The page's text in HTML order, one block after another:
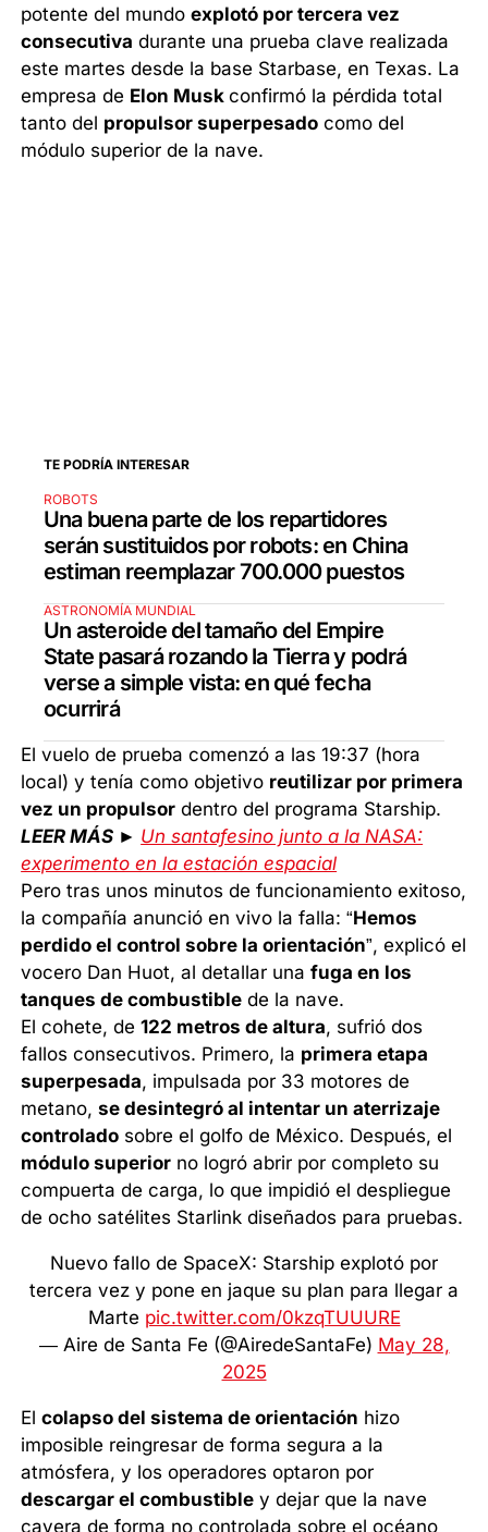
potente del mundoexplotó por tercera vez
consecutiva durante una prueba clave realizada
este martes desde la base Starbase, en Texas. La
empresa de Elon Muskconfirmó la pérdida total
tanto del propulsor superpesado como del
módulo superior de la nave.
TE PODRÍA INTERESAR
ROBOTS
Una buena parte de los repartidores
serán sustituidos por robots: en China
estiman reemplazar 700.000 puestos
ASTRONOMÍA MUNDIAL
Un asteroide del tamaño del Empire
State pasará rozando la Tierra y podrá
verse a simple vista: en qué fecha
ocurrirá
El vuelo de prueba comenzó a las 19:37 (hora
local) y tenía como objetivo reutilizar por primera
vez un propulsor dentro del programa Starship.
LEER MÁS ► Un santafesino junto a la NASA:
experimento en la estación espacial
Pero tras unos minutos de funcionamiento exitoso,
la compañía anunció en vivo la falla: “Hemos
perdido el control sobre la orientación”, explicó el
vocero Dan Huot, al detallar unafuga en los
tanques de combustible de la nave.
El cohete, de122 metros de altura, sufrió dos
fallos consecutivos. Primero, la primera etapa
superpesada, impulsada por 33 motores de
metano,se desintegró al intentar un aterrizaje
controlado sobre el golfo de México. Después, el
módulo superior no logró abrir por completo su
compuerta de carga, lo que impidió el despliegue
de ocho satélites Starlink diseñados para pruebas.
Nuevo fallo de SpaceX: Starship explotó por
tercera vez y pone en jaque su plan para llegar a
Marte pic.twitter.com/0kzqTUUURE
— Aire de Santa Fe (@AiredeSantaFe) May 28,
2025
Elcolapso del sistema de orientación hizo
imposible reingresar de forma segura a la
atmósfera, y los operadores optaron por
descargar el combustible y dejar que la nave
cayera de forma no controlada sobre el océano